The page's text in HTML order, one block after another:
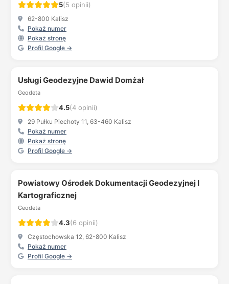
5(5 opinii)
62-800 Kalisz
Pokaż numer
Pokaż stronę
Profil Google →
Usługi Geodezyjne Dawid Domżał
Geodeta
4.5(4 opinii)
29 Pułku Piechoty 11, 63-460 Kalisz
Pokaż numer
Pokaż stronę
Profil Google →
Powiatowy Ośrodek Dokumentacji Geodezyjnej I
Kartograficznej
Geodeta
4.3(6 opinii)
Częstochowska 12, 62-800 Kalisz
Pokaż numer
Profil Google →